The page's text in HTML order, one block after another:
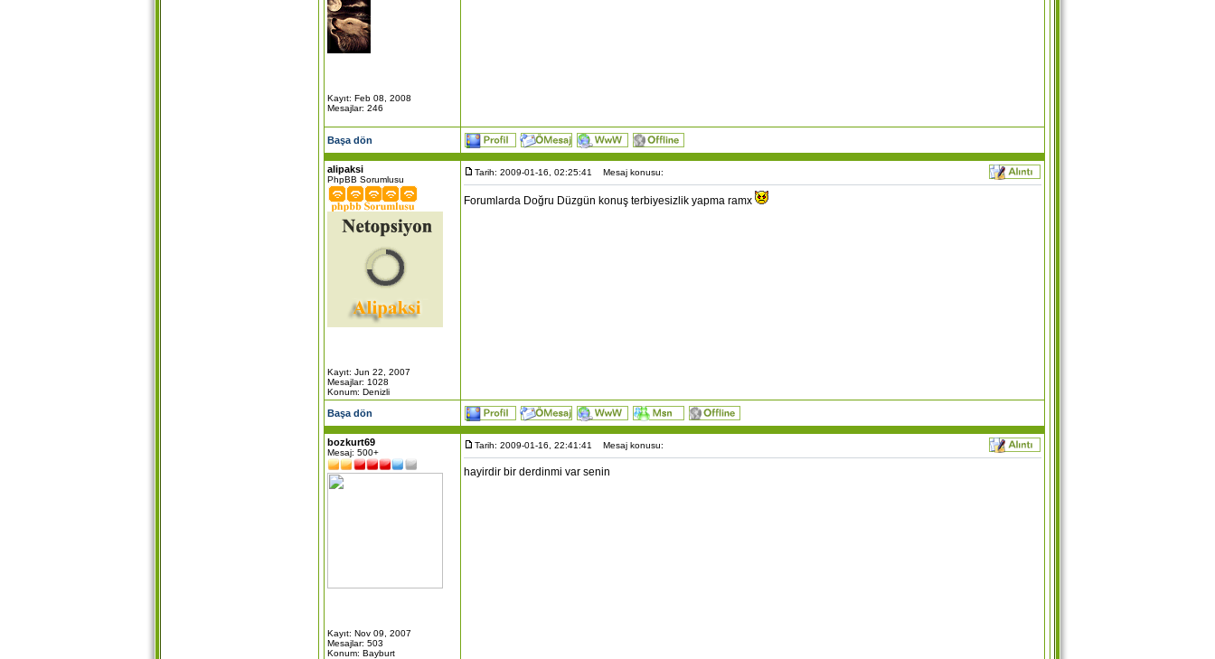
Kayıt: Feb 08, 2008
Mesajlar: 246
Başa dön
alipaksi
PhpBB Sorumlusu
Kayıt: Jun 22, 2007
Mesajlar: 1028
Konum: Denizli
Tarih: 2009-01-16, 02:25:41 Mesaj konusu:
Forumlarda Doğru Düzgün konuş terbiyesizlik yapma ramx
Başa dön
bozkurt69
Mesaj: 500+
Kayıt: Nov 09, 2007
Mesajlar: 503
Konum: Bayburt
Tarih: 2009-01-16, 22:41:41 Mesaj konusu:
hayirdir bir derdinmi var senin